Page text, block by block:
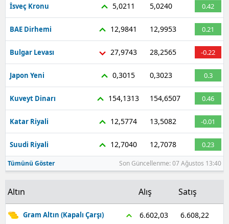
İsveç Kronu 5,0211 5,0240 0.42
BAE Dirhemi 12,9841 12,9953 0.21
Bulgar Levası 27,9743 28,2565 -0.22
Japon Yeni 0,3015 0,3023 0.3
Kuveyt Dinarı 154,1313 154,6507 0.46
Katar Riyali 12,5774 13,5082 -0.01
Suudi Riyali 12,7040 12,7078 0.23
Tümünü Göster Son Güncellenme: 07 Ağustos 13:40
Altın Alış Satış
Gram Altın (Kapalı Çarşı) 6.602,03 6.608,22